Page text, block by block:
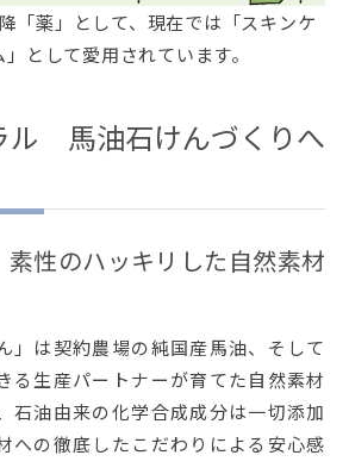
「薬」として、現在では「スキンケ
」として愛用されています。
ル 馬油石けんづくりへ
性のハッキリした自然素材
」は契約農場の純国産馬油、そして
る生産パートナーが育てた自然素材
石油由来の化学合成成分は一切添加
への徹底したこだわりによる安心感